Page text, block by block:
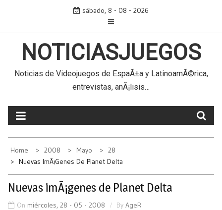
content
sábado, 8 - 08 - 2026
NOTICIASJUEGOS
Noticias de Videojuegos de EspaÃ±a y LatinoamÃ©rica,
entrevistas, anÃ¡lisis…
Home 2008 Mayo
28
Nuevas ImÃ¡genes De Planet Delta
Nuevas imÃ¡genes de Planet Delta
On miércoles, 28 - 05 - 2008 By AgeR